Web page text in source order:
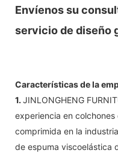
Envíenos su
servicio de diseño
Características de la
1. JINLONGHENG
experiencia en
comprimida en la
de espuma viscoelástica